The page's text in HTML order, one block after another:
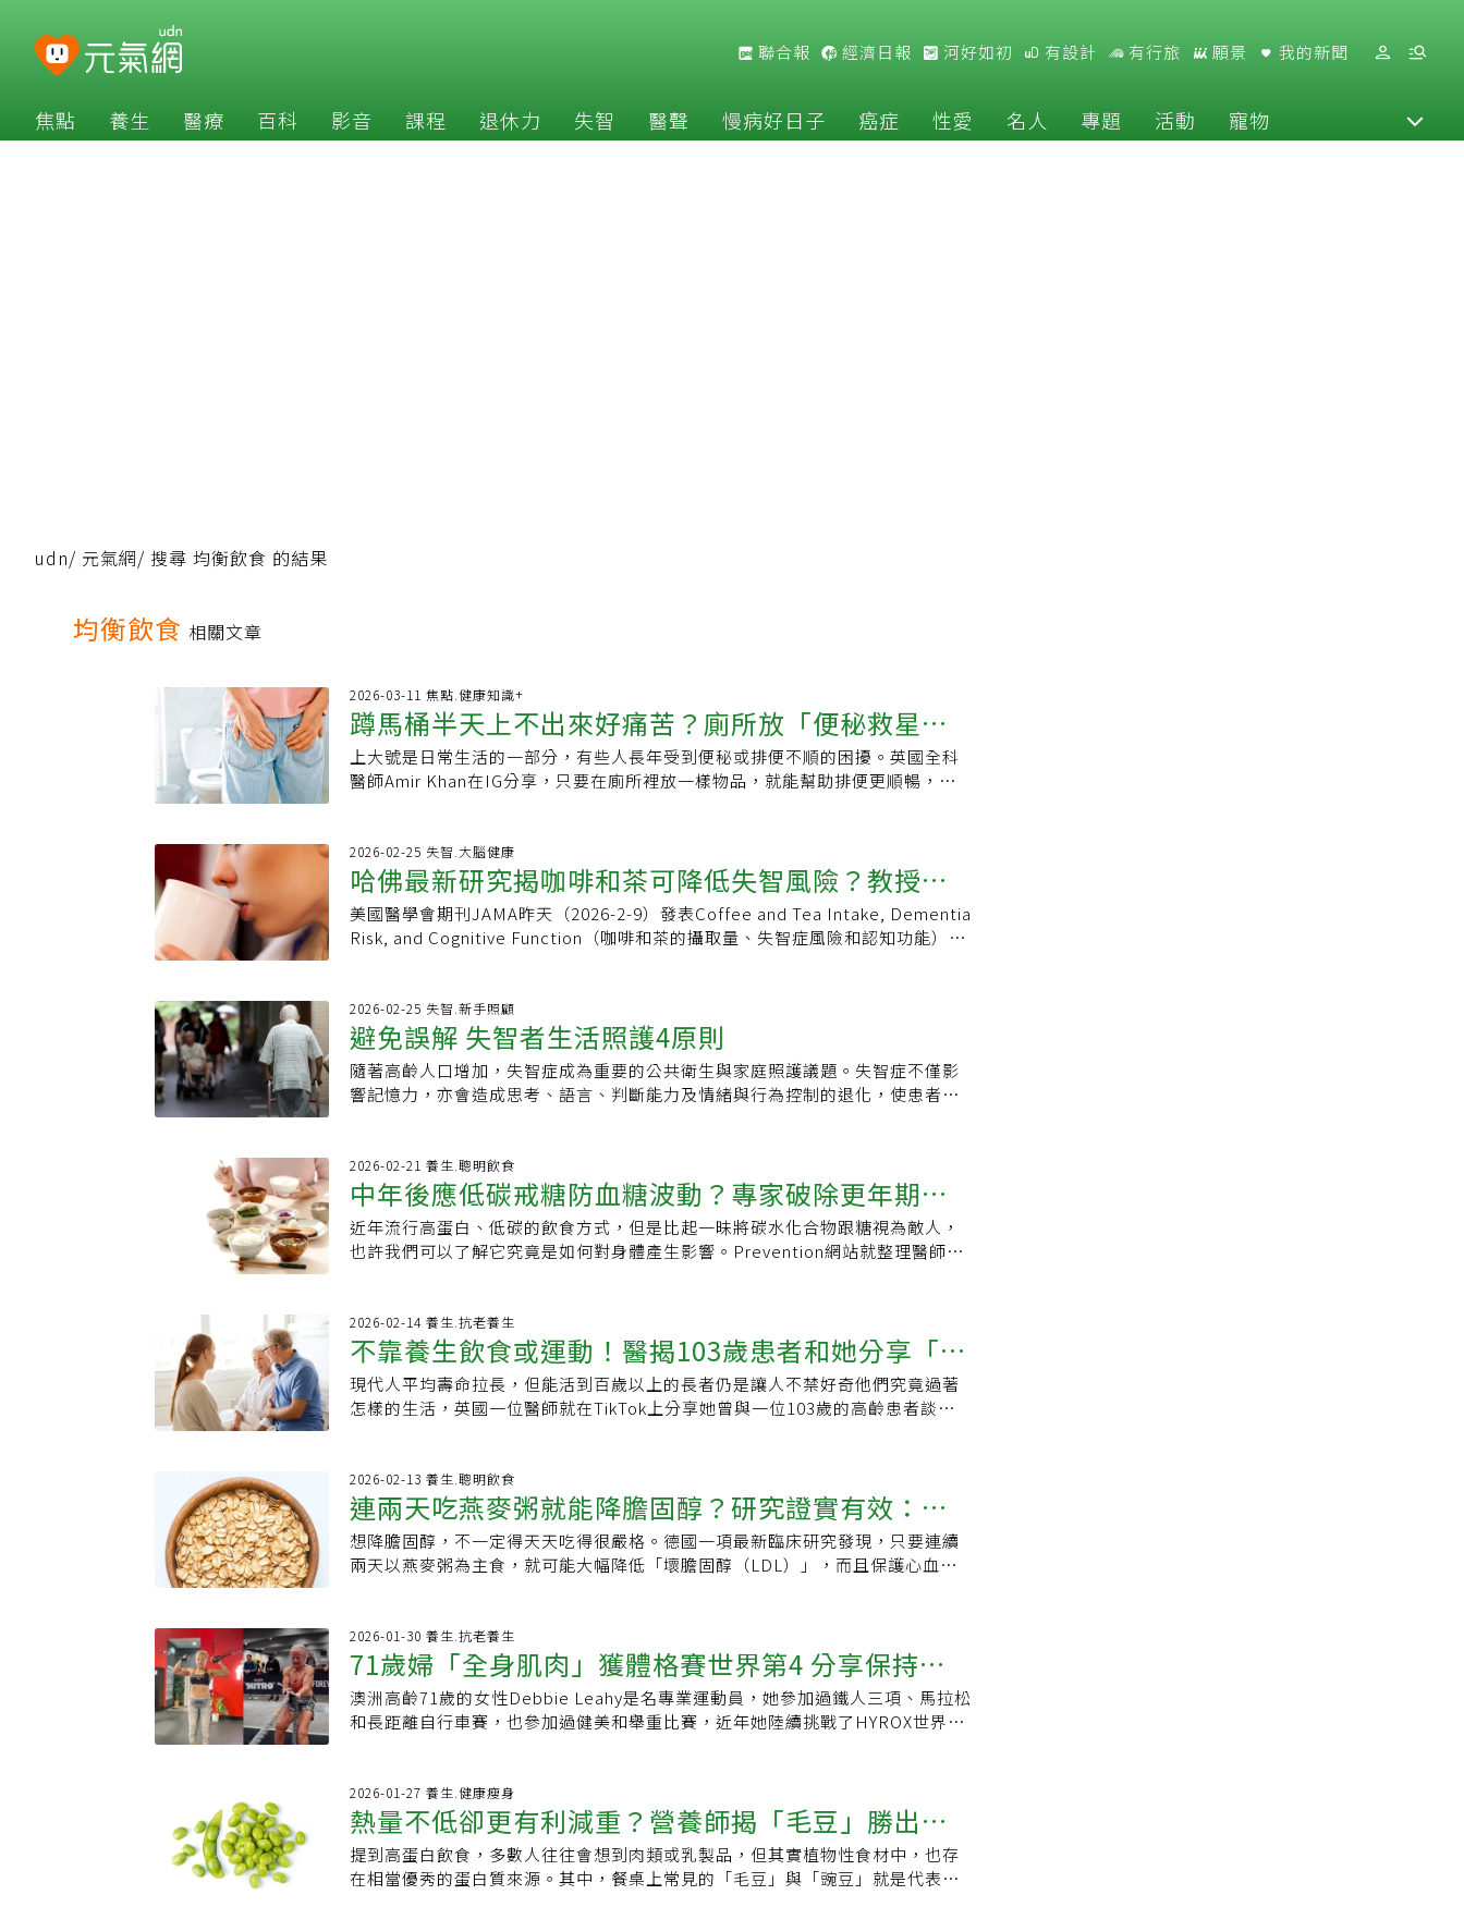
聯合報 經濟日報 河好如初 有設計 有行旅 願景 我的新聞
焦點 養生 醫療 百科 影音 課程 退休力 失智 醫聲 慢病好日子 癌症 性愛 名人 專題 活動 寵物
udn/ 元氣網/ 搜尋 均衡飲食 的結果
均衡飲食 相關文章
2026-03-11 焦點.健康知識+
蹲馬桶半天上不出來好痛苦？廁所放「便秘救星」
幫助順暢排便
上大號是日常生活的一部分，有些人長年受到便秘或排便不順的困擾。英國全科
醫師Amir Khan在IG分享，只要在廁所裡放一樣物品，就能幫助排便更順暢，對
勢。他進一步說明，若雙腳平放地面坐在馬桶上，身體無法完全放鬆，反而會讓
排便更困難；這時只需在腳下放一個小腳凳或箱子，墊高雙腳，有助於更順暢排
出糞便。這種姿勢符合自然蹲姿，被認為是如廁時「最有效率」的方式。 在
Instagram 查看這則貼文 Dr Amir Khan GP MBChB(hons)MRCGP DCH DRCOG
DipDiab PGCE（@doctoramirkhan）分享的貼文Khan表示，這樣可以打開直腸
持續或令人擔憂的腸道變化，應盡早就醫檢查。良好生活習慣能改善便秘便秘通
常表現為排便習慣改變，例如排便困難或排便次數減少。這是各年齡層常見問
題，可能與膳食纖維不足、水分攝取不足、飲食改變、活動量不足或壓力有關。
幸運的是，多數便秘情況可透過簡單的飲食與生活方式調整改善。建議均衡飲
習慣出現明顯改變並令人擔憂，仍應諮詢家庭醫師，以獲得專業評估與建議。
2026-02-25 失智.大腦健康
哈佛最新研究揭咖啡和茶可降低失智風險？教授用8
字箴言回應
美國醫學會期刊JAMA昨天（2026-2-9）發表Coffee and Tea Intake, Dementia
Risk, and Cognitive Function（咖啡和茶的攝取量、失智症風險和認知功能）。
coffees a day could lower risk of dementia, scientists say（科學家稱，每天
喝幾杯茶或咖啡可能降低罹患癡呆症的風險）。有趣的是，《衛報》這篇報導的
最後一段是：「（第一作者）張告訴《衛報》：『不要把咖啡或茶當作靈丹妙
藥。我認為，保持健康的生活方式、規律運動、均衡飲食和充足睡眠對於大腦健
康都至關重要。』」所以，又是我的八字箴言「規律運動、均衡飲食」。事實
險。我也發表過很多關於茶和咖啡的文章，例如下面這三篇跟失智議題有關的：
2021-11-19：常喝茶和咖啡的人較不會得中風和失智症在這篇文章裡，我引用一
篇剛發表的研究論文，而它的的結果是：1.每天喝 2 至 3 杯咖啡和 2 至 3 杯茶的
人中風風險降低 32%，2.每天喝 2 至 3 杯咖啡和 2 至 3 杯茶的人失智風險降低
茶的人發生中風後失智的風險最低。2021-12-13：咖啡因會改變大腦結構？台視
新聞錯誤百出在這篇文章裡，我引用兩篇研究論文來駁斥台視新聞對咖啡因的刻
意抹黑。這兩篇論文的結論分別是（1）咖啡因對成人和老年人的短期和長期記憶
都有顯著的正面影響，（2）增加咖啡攝入量可能通過減緩大腦 Aβ-澱粉樣蛋白的
積累來減少認知功能下降。2023-7-30：別再喝咖啡了，小心記憶力變差！腦神經
增強神經認知功能，（2）大多數審查的研究表明咖啡因對成人和老年人的短期和
長期記憶具有顯著的積極影響，（3）臨床研究證據表明，咖啡因對失智症和可能
的阿茲海默病具有神經保護作用，（4）許多臨床研究表明，喝咖啡可能有益健
康，特別是在對抗阿茲海默病等神經退行性疾病方面。好，我們現在來看哈佛這
86606位女性，以及（2）《健康專業人員隨訪研究》（Health Professionals
Follow-up Study）裡的45215位男性。在長達43年的追踪隨訪裡，這十多萬人
裡共有11033人（約佔9%） 被診斷出罹患了失智症。在調整潛在混雜因素並彙總
各隊列結果後，較高的含咖啡因咖啡攝取量與較低的失智風險顯著相關：在每10
萬人年裡，攝取最高的那一組有141例的失智症，而攝取最低的那一組則有 330例
咖啡和茶的攝取量與失智症風險和主觀認知下降呈非線性負相關。最顯著的關聯
差異出現在每天攝取約2至3杯含咖啡因咖啡或1至2杯茶的情況下。原文：咖啡和
茶可降低失智風險，哈佛最新研究
2026-02-25 失智.新手照顧
避免誤解 失智者生活照護4原則
隨著高齡人口增加，失智症成為重要的公共衛生與家庭照護議題。失智症不僅影
響記憶力，亦會造成思考、語言、判斷能力及情緒與行為控制的退化，使患者在
輕照顧者的身心負擔。1.建立規律作息建立穩定且規律的生活作息，有助於提升
患者的安全感與情緒穩定。固定起床、用餐與睡眠時間，並維持明確的日夜環境
及活動差異，可減少混亂與焦慮。搭配日曆、白板或簡易提示，有助於患者掌握
每日活動。每日安排適度的身體與腦力活動，如散步、伸展、簡單家務、聽音樂
或手作，不需過度強調成果，重點在於參與及維持功能，並鼓勵在患者有安全感
患者辨識空間，以降低迷路與跌倒風險。3.溝通時放慢語速使用簡短句子，一次
給予一項指令，避免責備與反覆糾正。搭配溫和的表情與肢體語言，並提供有限
選擇，可增進患者的理解與自主感。當患者出現情緒激動或誤認情境時，可先同
理與安撫，再轉移注意力至熟悉或喜歡的活動，以降低衝突。於安全範圍內尊重
低血管性失智的風險。全素食者需注意維生素B12補充。跌倒若導致腦部創傷，
可能進一步損害認知功能；即便未直接影響腦部，行動能力下降也可能造成活動
量減少，間接不利於認知功能的維持，因此防跌措施尤為重要。照顧失智症患者
是一項長期且耗能的工作，照顧者可善用長照資源如1966專線、日照與喘息服
務，以維持家庭整體的身心健康。
2026-02-21 養生.聰明飲食
中年後應低碳戒糖防血糖波動？專家破除更年期飲
食七大迷思
近年流行高蛋白、低碳的飲食方式，但是比起一昧將碳水化合物跟糖視為敵人，
也許我們可以了解它究竟是如何對身體產生影響。Prevention網站就整理醫師和
澱粉、膳食纖維三種，糖是最簡單的形式，白砂糖、蜂蜜、果糖或乳製品中的天
然乳糖都在列，而像是藜麥、黑豆則屬於較複雜的碳水化合物，含有更多膳食纖
維、蛋白質，而且飽足感更強。糖最容易過量攝入，因為它不具飽足感，營養價
值也最低，還會迅速升高血糖，而纖維和澱粉則能更溫和、更穩定地釋放血糖，
為身體提供更持久的能量。在飲食中適量加入糖分可以讓天然食物更美味，例如
和糖果的糖分一樣天然糖和人工添加糖並不是同一種東西，對身體的影響也不
同。水果中的天然糖分通常與纖維、抗氧化劑和水分一起存在，這有助於減緩糖
分的吸收，促進新陳代謝的健康。而含糖飲料或加工糖果的情況就截然不同了，
它們沒有像是天然糖分的特性，無助於延長消化時間、降低膽固醇並提升飽腹
加工果糖更不健康」。然而在醫師眼裡，適量使用低熱量的甜味劑其實能有效減
少人工糖的攝入，尤其對於正在控制胰島素抗性或糖尿病前期患者有所幫助，建
議諮詢醫生依照個人情況調整甜味劑的攝取量。迷思四：身體需要糖分提供能量
葡萄糖確實是人體首選的能量來源，但除了最簡單形式的糖，身體還可以從各種
健康的碳水化合物中獲取葡萄糖，例如：水果、豆類和穀物，如第一點所述，富
往會導致身體產生更大的渴望，最終導致過度攝入。可以將「少糖」納入飲食計
劃中，建議試試黑巧克力配杏仁，或是燕麥片裡加蜂蜜。適量的複合碳水化合物
和天然糖分對能量、大腦功能和整體健康至關重要，有助於在更年期提升思維清
晰度、促進消化、改善情緒等。迷思六：更年期的最佳策略是低碳水化合物飲食
2026-02-14 養生.抗老養生
不靠養生飲食或運動！醫揭103歲患者和她分享「長
壽快樂的秘訣」
現代人平均壽命拉長，但能活到百歲以上的長者仍是讓人不禁好奇他們究竟過著
怎樣的生活，英國一位醫師就在TikTok上分享她曾與一位103歲的高齡患者談
麼？」許多人猜想，這個答案大概會與飲食或是運動有關，他能活到這麼久，一
定是因為他平常都吃什麼養生的食物，或是維持某樣良好的運動習慣。沒想到他
的答案其實非常簡單：「因為我有朋友。」 @dr.tulsipatel Longevity Tips 101
🥺🥹 #wellnesstiktok #nhs #nhsdoctor #juniordoctor #healthcareworkers ♬
Little Things - Adrián Berenguer 人際關係對長壽的重要性對此，英國鏡報也整
歸屬感，有不少研究顯示，社交缺乏被認為是造成憂鬱症、高血壓和體重超標的
潛在因素之一，另外，擁有親密朋友和社會支持的老年人，壽命會比朋友較少的
同齡人更長。簡而來說，長期感受到孤立和孤獨會對心理和生理健康造成不良影
響，包括：較高的死亡率、較差的整體健康狀況和較低的生活滿意度。要應對孤
如：鄰里協會、登山團或是報名樂齡體操課程。・做你喜歡的事：培養能讓心情
愉快的興趣，有很高機率也能遇見志同道合的朋友。・多分享你的感受：要建立
良好的人際關係，不妨先從分享最近生活中發生什麼有趣的事，開啟溝通和了解
的機會。・主動聯繫他人：邀請某人一起參加活動，或是參與志工服務。要維持
長壽健康，除了多交朋友，也不能忽略基本的均衡飲食、充足睡眠、減輕壓力以
2026-02-13 養生.聰明飲食
連兩天吃燕麥粥就能降膽固醇？研究證實有效：改
善作用還可維持6周
想降膽固醇，不一定得天天吃得很嚴格。德國一項最新臨床研究發現，只要連續
兩天以燕麥粥為主食，就可能大幅降低「壞膽固醇（LDL）」，而且保護心血管
天「燕麥飲食重置」 壞膽固醇降幅達10％這項研究由德國波昂大學
（University of Bonn）團隊進行，成果發表於《Nature》期刊。研究找來32名
心血管疾病高風險族群，進行為期兩天的短期飲食介入。受試者每天三餐僅食用
燕麥粥（每餐約100克燕麥），可搭配少量蔬果，但總熱量限制在平日的一半左
右。結果發現：壞膽固醇（LDL）平均下降10％，平均體重減少約2公斤，血壓也
義。」更令人意外的是，即使之後恢復原本飲食，這些改善效果仍可維持約6週。
關鍵在「β-葡聚糖」 像果凍一樣抓住膽固醇為什麼燕麥有這麼強的效果？研究
指出，燕麥富含「β-葡聚糖（beta-glucan）」這種水溶性膳食纖維，是降膽固
醇的主要功臣。它進入腸道後會形成凝膠狀物質，像海綿一樣：吸附膽固醇，阻
2026-01-30 養生.抗老養生
71歲婦「全身肌肉」獲體格賽世界第4 分享保持青
春身材五大秘訣
澳洲高齡71歲的女性Debbie Leahy是名專業運動員，她參加過鐵人三項、馬拉松
和長距離自行車賽，也參加過健美和舉重比賽，近年她陸續挑戰了HYROX世界體
家分享自己保持活力的秘訣。美國Women’s Health雜誌採訪到這位71歲的世
界級運動選手，請她分享多年來保持健美身材的五大習慣：1.將混合式訓練作為
主要運動Debbie Leahy表示，自己具體的訓練計劃多年來會有所調整，但始終以
「混合訓練」為基礎，也就是將力量訓練與有氧運動相結合的健身方法，這能有
效提高整體體能和運動表現。她每週訓練六次，力量訓練通常包含兩個動作之間
2026-01-27 養生.健康瘦身
熱量不低卻更有利減重？營養師揭「毛豆」勝出關
鍵和豌豆的主要差異
提到高蛋白飲食，多數人往往會想到肉類或乳製品，但其實植物性食材中，也存
在相當優秀的蛋白質來源。其中，餐桌上常見的「毛豆」與「豌豆」就是代表。